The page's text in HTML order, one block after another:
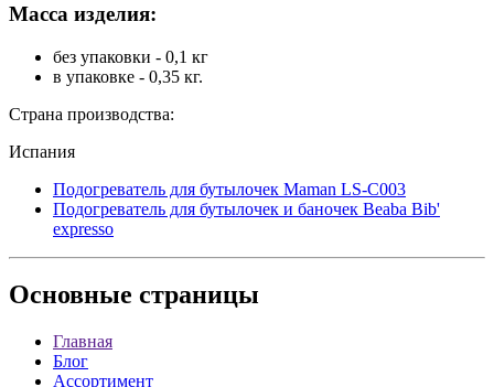
Масса изделия:
без упаковки - 0,1 кг
в упаковке - 0,35 кг.
Страна производства:
Испания
Подогреватель для бутылочек Maman LS-C003
Подогреватель для бутылочек и баночек Beaba Bib'
expresso
Основные страницы
Главная
Блог
Ассортимент